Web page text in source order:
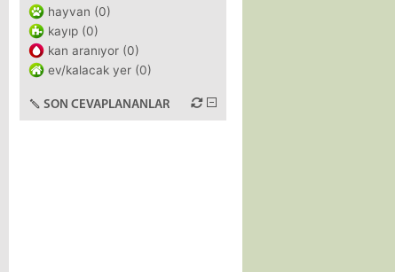
hayvan (0)
kayıp (0)
kan aranıyor (0)
ev/kalacak yer (0)
SON CEVAPLANANLAR